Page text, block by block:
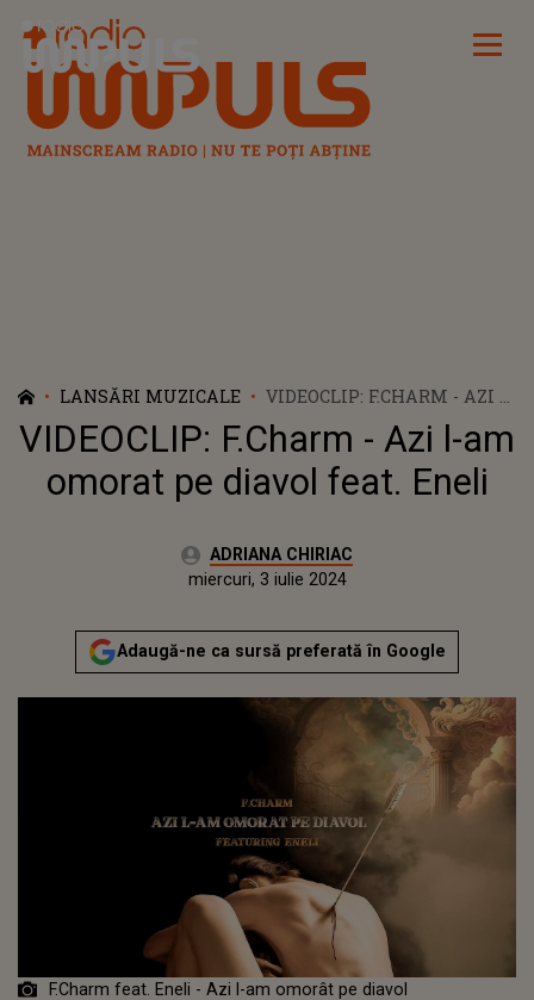
Radio Impuls
LANSĂRI MUZICALE
VIDEOCLIP: F.CHARM - AZI L-
AM OMORAT PE DIAVOL
FEAT. ENELI
VIDEOCLIP: F.Charm - Azi l-am
omorat pe diavol feat. Eneli
Autor:ADRIANA CHIRIAC
Actualizat:
miercuri, 3 iulie 2024
Adaugă-ne ca sursă preferată în Google
F.Charm feat. Eneli - Azi l-am omorât pe diavol